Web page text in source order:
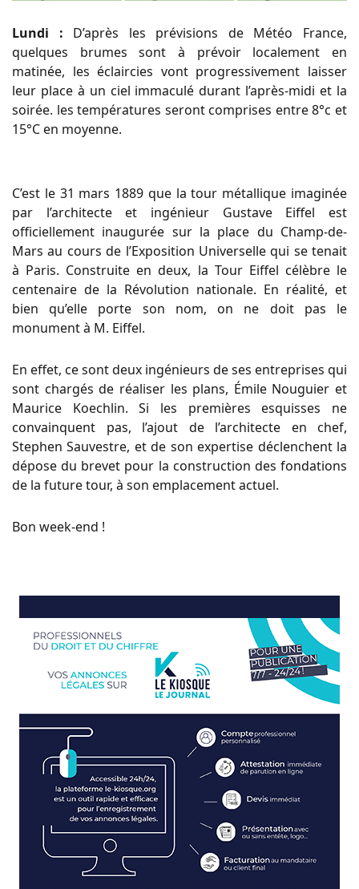
Lundi : D’après les prévisions de Météo France,
quelques brumes sont à prévoir localement en
matinée, les éclaircies vont progressivement laisser
leur place à un ciel immaculé durant l’après-midi et la
soirée. les températures seront comprises entre 8°c et
15°C en moyenne.
C’est le 31 mars 1889 que la tour métallique imaginée
par l’architecte et ingénieur Gustave Eiffel est
officiellement inaugurée sur la place du Champ-de-
Mars au cours de l’Exposition Universelle qui se tenait
à Paris. Construite en deux, la Tour Eiffel célèbre le
centenaire de la Révolution nationale. En réalité, et
bien qu’elle porte son nom, on ne doit pas le
monument à M. Eiffel.
En effet, ce sont deux ingénieurs de ses entreprises qui
sont chargés de réaliser les plans, Émile Nouguier et
Maurice Koechlin. Si les premières esquisses ne
convainquent pas, l’ajout de l’architecte en chef,
Stephen Sauvestre, et de son expertise déclenchent la
dépose du brevet pour la construction des fondations
de la future tour, à son emplacement actuel.
Bon week-end !